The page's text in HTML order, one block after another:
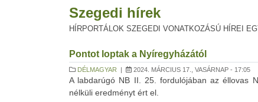
Szegedi hírek
HÍRPORTÁLOK SZEGEDI VONATKOZÁSÚ HÍREI
Pontot loptak a Nyíregyházától
DÉLMAGYAR | 2024. MÁRCIUS 17., VASÁRNAP - 17:05
A labdarúgó NB II. 25. fordulójában az éllovas
nélküli eredményt ért el.